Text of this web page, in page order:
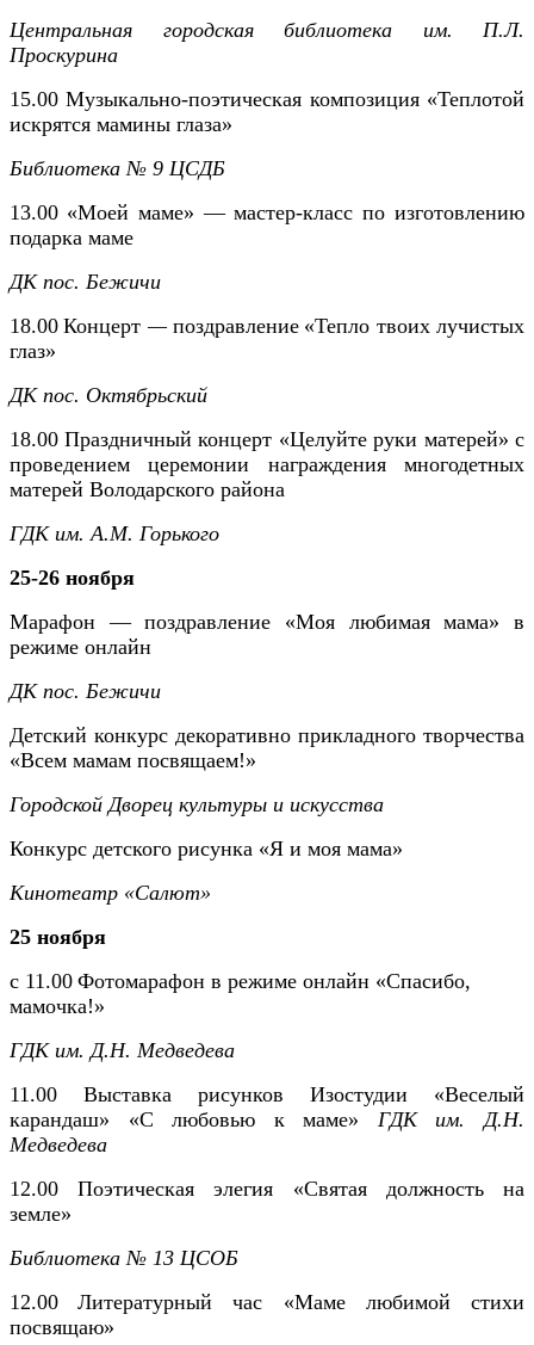
Центральная городская библиотека им. П.Л.
Проскурина
15.00 Музыкально-поэтическая композиция «Теплотой
искрятся мамины глаза»
Библиотека № 9 ЦСДБ
13.00 «Моей маме» — мастер-класс по изготовлению
подарка маме
ДК пос. Бежичи
18.00 Концерт—поздравление «Тепло твоих лучистых
глаз»
ДК пос. Октябрьский
18.00 Праздничный концерт «Целуйте руки матерей» с
проведением церемонии награждения многодетных
матерей Володарского района
ГДК им. А.М. Горького
25-26 ноября
Марафон — поздравление «Моя любимая мама» в
режиме онлайн
ДК пос. Бежичи
Детский конкурс декоративно прикладного творчества
«Всем мамам посвящаем!»
Городской Дворец культуры и искусства
Конкурс детского рисунка «Я и моя мама»
Кинотеатр «Салют»
25 ноября
с 11.00 Фотомарафон в режиме онлайн «Спасибо,
мамочка!»
ГДК им. Д.Н. Медведева
11.00 Выставка рисунков Изостудии «Веселый
карандаш» «С любовью к маме» ГДК им. Д.Н.
Медведева
12.00 Поэтическая элегия «Святая должность на
земле»
Библиотека № 13 ЦСОБ
12.00
Литературный час «Маме любимой стихи
посвящаю»